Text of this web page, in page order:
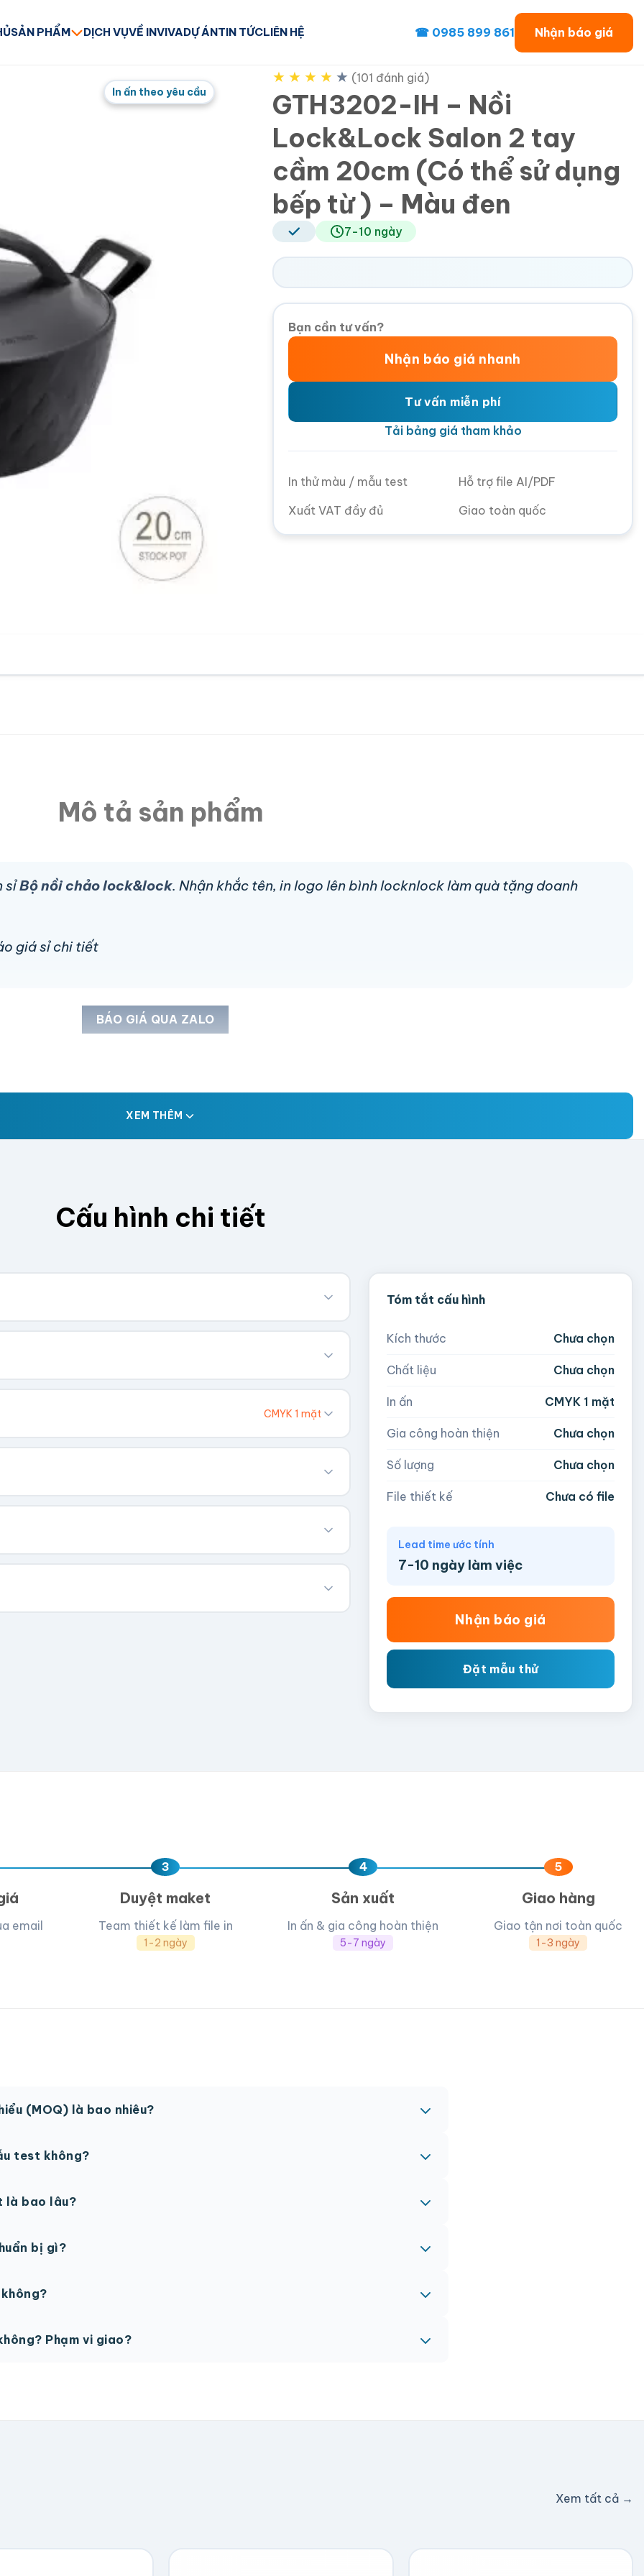
SẢN PHẨM DỊCH VỤVỀ INVIVADỰ ÁNTIN TỨCLIÊN HỆ ☎ 0985 899 861 Nhận báo giá
In ấn theo yêu cầu
★ ★ ★ ★ ★ (101 đánh giá)
GTH3202-IH – Nồi
Lock&Lock Salon 2 tay
cầm 20cm (Có thể sử dụng
bếp từ ) – Màu đen
7-10 ngày
Bạn cần tư vấn?
Nhận báo giá nhanh
Tư vấn miễn phí
Tải bảng giá tham khảo
In thử màu / mẫu test
Hỗ trợ file AI/PDF
Xuất VAT đầy đủ
Giao toàn quốc
Mô tả sản phẩm
sỉBộ nồi chảo lock&lock. Nhận khắc tên, in logo lên bình locknlock làm quà tặng doanh
giá sỉ chi tiết
BÁO GIÁ QUA ZALO
XEM THÊM
Cấu hình chi tiết
Chúng tôi sẽ tính toán kích thước tổng thể.
Cao (cm)
CMYK 1 mặt
giá theo số lượng.
Tóm tắt cấu hình
Kích thước Chưa chọn
Chất liệu Chưa chọn
In ấn CMYK 1 mặt
Gia công hoàn thiện Chưa chọn
Số lượng Chưa chọn
File thiết kế Chưa có file
Lead time ước tính
7-10 ngày làm việc
Nhận báo giá
Đặt mẫu thử
email
3
Duyệt maket
Team thiết kế làm file in
1-2 ngày
4
Sản xuất
In ấn & gia công hoàn thiện
5-7 ngày
5
Giao hàng
Giao tận nơi toàn quốc
1-3 ngày
(MOQ) là bao nhiêu?
test không?
là bao lâu?
bị gì?
Phạm vi giao?
Xem tất cả →